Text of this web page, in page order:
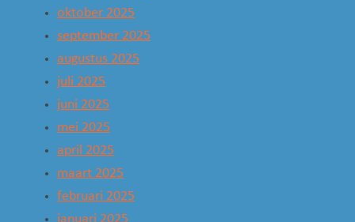
oktober 2025
september 2025
augustus 2025
juli 2025
juni 2025
mei 2025
april 2025
maart 2025
februari 2025
januari 2025